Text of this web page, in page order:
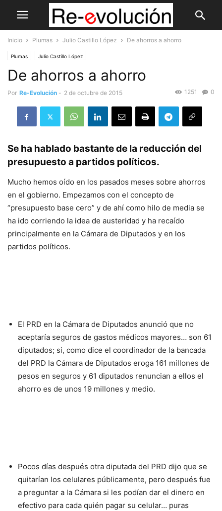
Inicio Plumas Julio Castillo López De ahorros a ahorro
Plumas Julio Castillo López
De ahorros a ahorro
Por Re-Evolución - 2 de octubre de 2015 0
1251
Se ha hablado bastante de la reducción del
presupuesto a partidos políticos.
Mucho hemos oído en los pasados meses sobre ahorros
en el gobierno. Empezamos con el concepto de
“presupuesto base cero” y de ahí como hilo de media se
ha ido corriendo la idea de austeridad y ha recaído
principalmente en la Cámara de Diputados y en los
partidos políticos.
El PRD en la Cámara de Diputados anunció que no
aceptaría seguros de gastos médicos mayores… son 61
diputados; si, como dice el coordinador de la bancada
del PRD la Cámara de Diputados eroga 161 millones de
pesos en seguros y 61 diputados renuncian a ellos el
ahorro es de unos 19 millones y medio.
Pocos días después otra diputada del PRD dijo que se
quitarían los celulares públicamente, pero después fue
a preguntar a la Cámara si les podían dar el dinero en
efectivo para cada quién pagar su celular… puras